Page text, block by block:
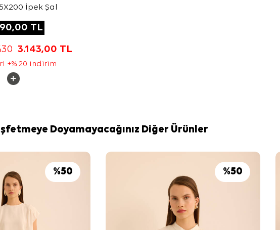
İpek Şal
TL
3.143,00 TL
+% 20 indirim
Doyamayacağınız Diğer Ürünler
%50 %50